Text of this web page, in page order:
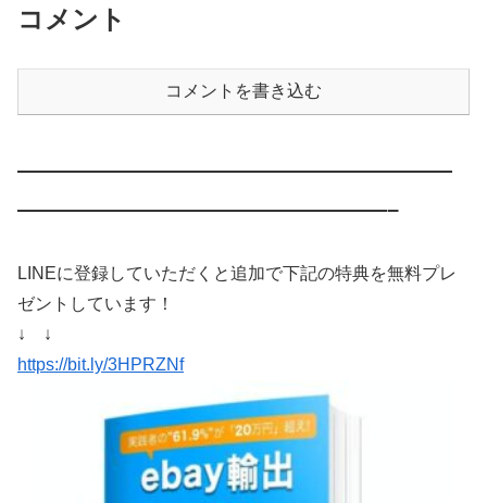
コメント
コメントを書き込む
————————————————————
—————————————————–
LINEに登録していただくと追加で下記の特典を無料プレ
ゼントしています！
↓ ↓
https://bit.ly/3HPRZNf